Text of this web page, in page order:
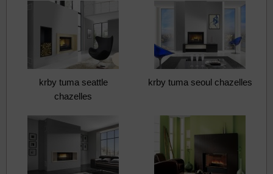
krby tuma seattle
chazelles
krby tuma seoul chazelles